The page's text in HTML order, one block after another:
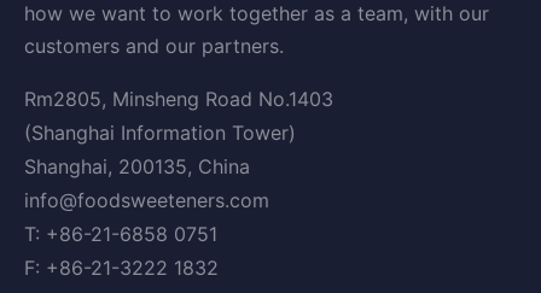
how we want to work together as a team, with our
customers and our partners.
Rm2805, Minsheng Road No.1403
(Shanghai Information Tower)
Shanghai, 200135, China
info@foodsweeteners.com
T: +86-21-6858 0751
F: +86-21-3222 1832